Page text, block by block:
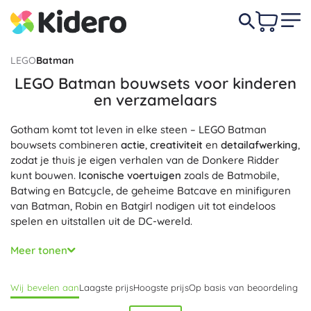
LEGOBatman
LEGO Batman bouwsets voor kinderen
en verzamelaars
Gotham komt tot leven in elke steen – LEGO Batman
bouwsets combineren actie, creativiteit en detailafwerking,
zodat je thuis je eigen verhalen van de Donkere Ridder
kunt bouwen. Iconische voertuigen zoals de Batmobile,
Batwing en Batcycle, de geheime Batcave en minifiguren
van Batman, Robin en Batgirl nodigen uit tot eindeloos
spelen en uitstallen uit de DC-wereld.
Kies een set op basis van leeftijd en vaardigheid: 4+ met
Start Bricks voor
cockpits) en 18+ modellen metverfijnde detailsvoor
display en collecties. Verzamelaars waarderen exclusieve
Meer tonen
Wij bevelen aanLaagste prijsHoogste prijsOp basis van beoordeling